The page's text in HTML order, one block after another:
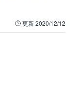
更新2020/12/12